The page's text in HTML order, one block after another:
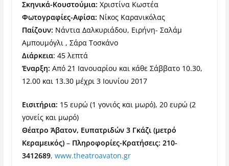
Σκηνικά-Κουστούμια: Χριστίνα Κωστέα
Φωτογραφίες-Αφίσα: Νίκος Καρανικόλας
Παίζουν: Νάντια Δαλκυριάδου, Ειρήνη- Σαλάμ
Αμπουμόγλι , Σάρα Τοσκάνο
Διάρκεια: 45 λεπτά
Έναρξη: Από 21 Ιανουαρίου και κάθε Σάββατο 10.30,
12.00 και 13.30 μέχρι 3 Ιουνίου 2017
Εισιτήρια: 15 ευρώ (1 γονιός και μωρό), 20 ευρώ (2
γονείς και μωρό)
Θέατρο Άβατον, Ευπατριδών 3 Γκάζι (μετρό
Κεραμεικός)– Πληροφορίες-Κρατήσεις: 210-
3412689, www.theatroavaton.gr